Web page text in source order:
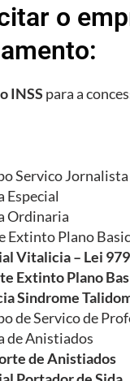
o
INSS para a
Servico Jornalista
Especial
Ordinaria
Extinto Plano
Vitalicia – Lei
Extinto Plano
Sindrome
de Servico de
de Anistiados
de Anistiados